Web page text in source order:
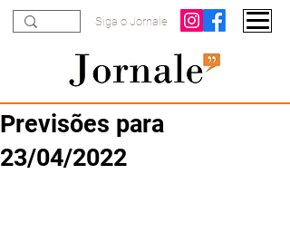
Siga o Jornale
Previsões para
23/04/2022